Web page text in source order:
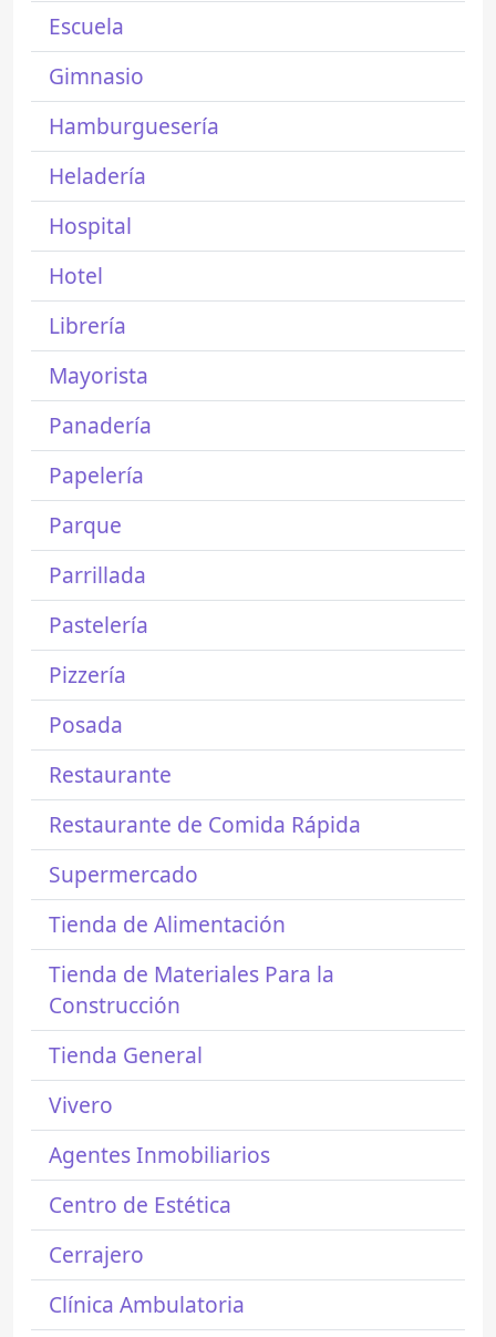
Escuela
Gimnasio
Hamburguesería
Heladería
Hospital
Hotel
Librería
Mayorista
Panadería
Papelería
Parque
Parrillada
Pastelería
Pizzería
Posada
Restaurante
Restaurante de Comida Rápida
Supermercado
Tienda de Alimentación
Tienda de Materiales Para la
Construcción
Tienda General
Vivero
Agentes Inmobiliarios
Centro de Estética
Cerrajero
Clínica Ambulatoria